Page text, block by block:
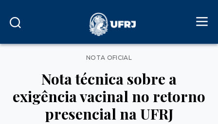
Categorias
NOTA OFICIAL
Nota técnica sobre a
exigência vacinal no retorno
presencial na UFRJ